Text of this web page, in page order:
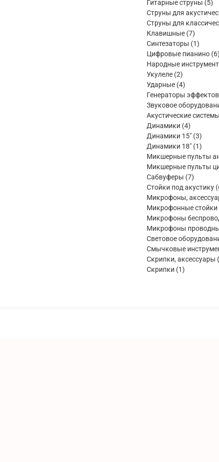
товара
Гитарные струны 55
Струны для
Струны для
Клавишные 77
товаров
Синтезаторы 11
товар
Цифровые пианино 6
Народные
Укулеле 22
товара
Ударные 44
товара
Генераторы эффектов
Звуковое
Акустические
Динамики 44
товара
Динамики 15" 33
Динамики 18" 11
товар
Микшерные пульты
Микшерные пульты
Сабвуферы 77
товаров
Стойки под акустику
Микрофоны,
Микрофонные стойки
Микрофоны
Микрофоны
Световое
Смычковые
Скрипки, аксессуары
Скрипки
11